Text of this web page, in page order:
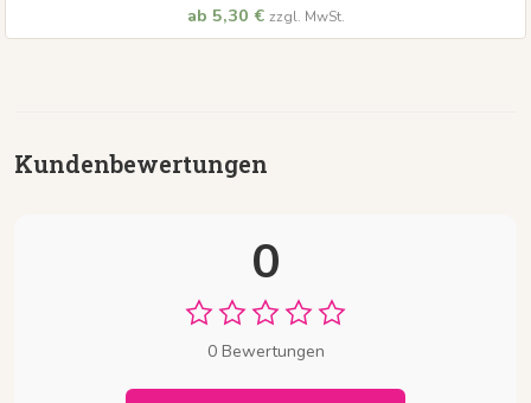
ab 5,30 € zzgl. MwSt.
Kundenbewertungen
0
0 Bewertungen